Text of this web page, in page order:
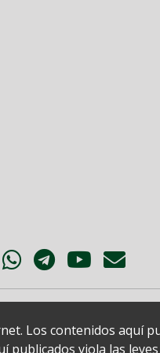
Los contenidos aquí
viola las